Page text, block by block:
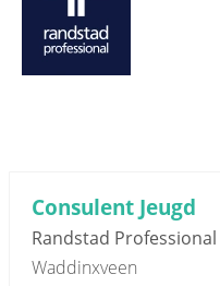
Consulent Jeugd
Randstad Professional
Waddinxveen